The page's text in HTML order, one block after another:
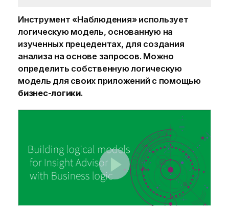
Инструмент «Наблюдения»использует
логическую модель, основанную на
изученных прецедентах, для создания
анализа на основе запросов. Можно
определить собственную логическую
модель для своих приложений с помощью
бизнес-логики.